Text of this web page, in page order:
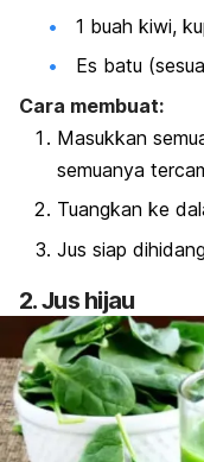
1 buah kiwi,
Es batu
Cara membuat:
Masukkan
semuanya
Tuangkan ke
Jus siap
2. Jus hijau